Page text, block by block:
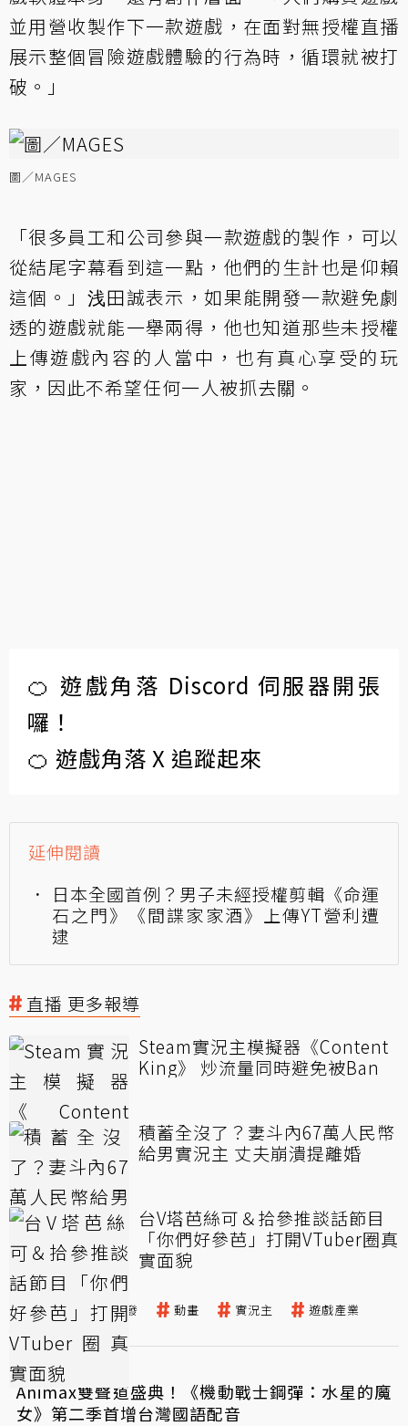
並用營收製作下一款遊戲，在面對無授權直播
展示整個冒險遊戲體驗的行為時，循環就被打
破。」
圖／MAGES
「很多員工和公司參與一款遊戲的製作，可以
從結尾字幕看到這一點，他們的生計也是仰賴
這個。」浅田誠表示，如果能開發一款避免劇
透的遊戲就能一舉兩得，他也知道那些未授權
上傳遊戲內容的人當中，也有真心享受的玩
家，因此不希望任何一人被抓去關。
🍊 遊戲角落 Discord 伺服器開張
囉！
🍊 遊戲角落 X 追蹤起來
延伸閱讀
日本全國首例？男子未經授權剪輯《命運
石之門》《間諜家家酒》上傳YT營利遭
逮
直播 更多報導
Steam實況主模擬器《Content
King》 炒流量同時避免被Ban
積蓄全沒了？妻斗內67萬人民幣
給男實況主 丈夫崩潰提離婚
台V塔芭絲可＆拾參推談話節目
「你們好參芭」打開VTuber圈真
實面貌
直播 遊戲開發 動畫 實況主 遊戲產業
← 上一篇
Animax雙聲道盛典！《機動戰士鋼彈：水星的魔
女》第二季首增台灣國語配音